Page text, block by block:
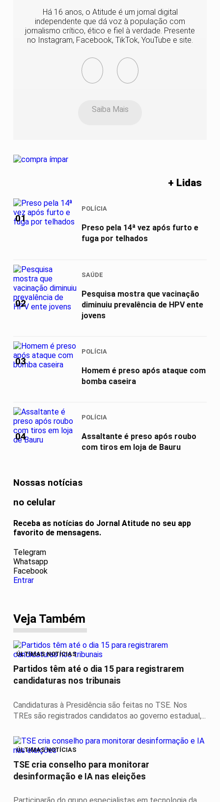
Há 16 anos, o Atitude é um jornal digital
independente que dá voz à população com
jornalismo crítico, ético e fiel à verdade. Presente
no Instagram, Facebook, TikTok, YouTube e site.
Saiba Mais
+ Lidas
01
POLÍCIA
Preso pela 14ª vez após furto e
fuga por telhados
02
SAÚDE
Pesquisa mostra que vacinação
diminuiu prevalência de HPV ente
jovens
03
POLÍCIA
Homem é preso após ataque com
bomba caseira
04
POLÍCIA
Assaltante é preso após roubo
com tiros em loja de Bauru
Nossas notícias
no celular
Receba as notícias do Jornal Atitude no seu app
favorito de mensagens.
Telegram
Whatsapp
Facebook
Entrar
Veja Também
ÚLTIMAS NOTÍCIAS
Partidos têm até o dia 15 para registrarem
candidaturas nos tribunais
Candidaturas à Presidência são feitas no TSE. Nos
TREs são registrados candidatos ao governo estadual,...
ÚLTIMAS NOTÍCIAS
TSE cria conselho para monitorar
desinformação e IA nas eleições